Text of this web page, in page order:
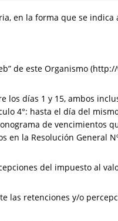
en la forma que se
de este Organismo
días 1 y 15, ambos
4°: hasta el día del
de vencimientos
la Resolución General
del impuesto al
las retenciones y/o